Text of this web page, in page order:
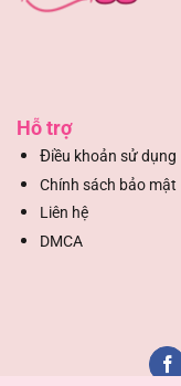
Chapter 492
Chapter 490
Chapter 489
Chapter 488
Hỗ trợ
Điều khoản sử dụng
Chính sách bảo mật
Liên hệ
DMCA